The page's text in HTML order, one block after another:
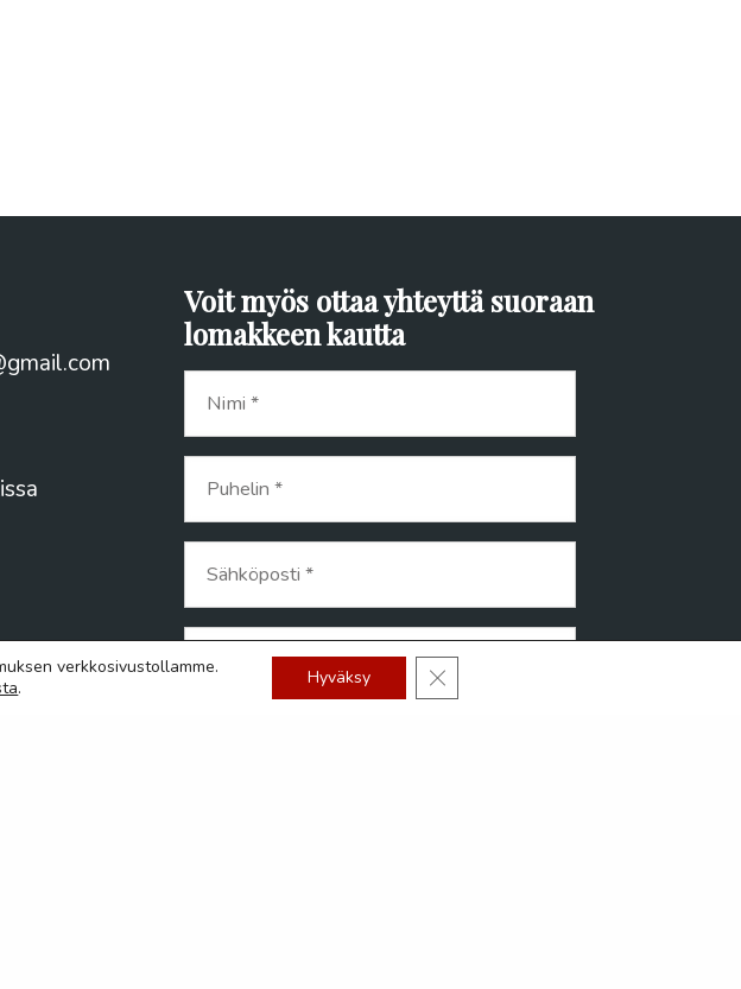
Voit myös ottaa yhteyttä suoraan
lomakkeen kautta
Viesti
verkkosivustollamme.
. Hyväksy Sulje evästebanneri